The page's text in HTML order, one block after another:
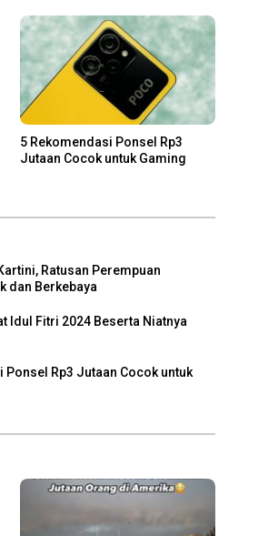
5 Rekomendasi Ponsel Rp3
Jutaan Cocok untuk Gaming
Ratusan Perempuan
dan Berkebaya
Idul Fitri 2024 Beserta Niatnya
Ponsel Rp3 Jutaan Cocok untuk